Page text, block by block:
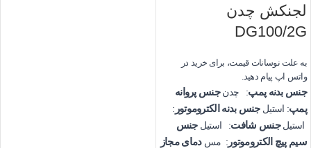
لجنکش چدن
DG100/2G
به علت نوسانات قیمت، برای خرید در
واتس اپ پیام دهید.
جنس بدنه پمپ: چدنجنس پروانه
پمپ: استیلجنس بدنه الکتروموتور :
استیلجنس شافت: استیلجنس
سیم پیچ الکتروموتور : مسدمای مجاز